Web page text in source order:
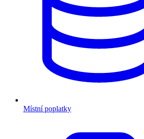
Místní poplatky